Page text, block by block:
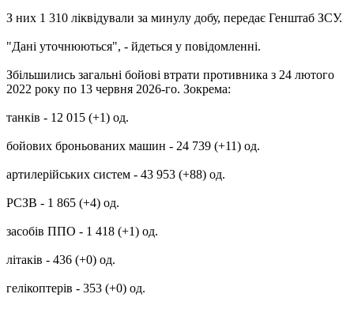
З них 1 310 ліквідували за минулу добу, передає Генштаб ЗСУ.
"Дані уточнюються", - йдеться у повідомленні.
Збільшились загальні бойові втрати противника з 24 лютого
2022 року по 13 червня 2026-го. Зокрема:
танків - 12 015 (+1) од.
бойових броньованих машин - 24 739 (+11) од.
артилерійських систем - 43 953 (+88) од.
РСЗВ - 1 865 (+4) од.
засобів ППО - 1 418 (+1) од.
літаків - 436 (+0) од.
гелікоптерів - 353 (+0) од.